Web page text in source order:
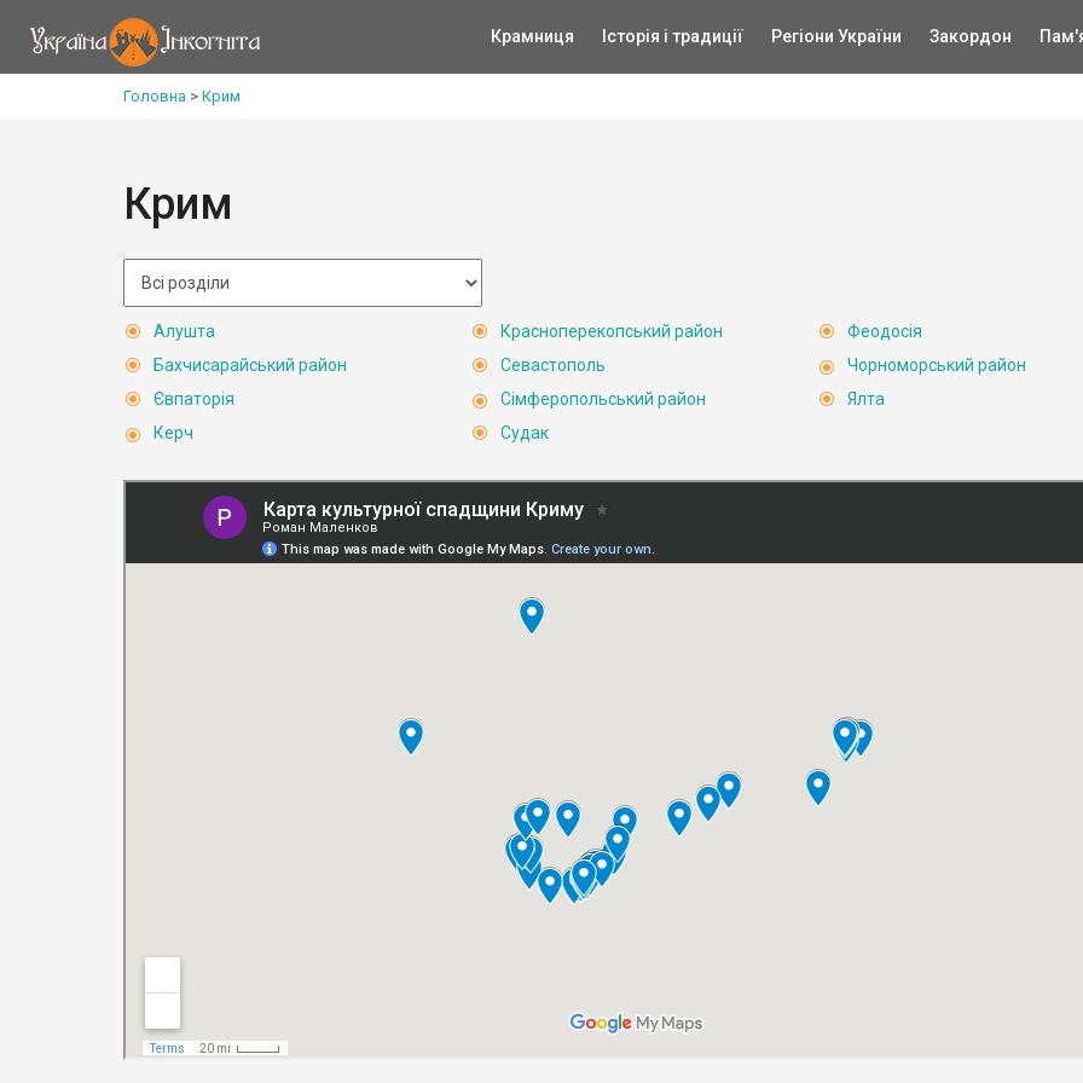
Крамниця Історія і традиції Регіони України Закордон
Головна > Крим
Крим
Алушта
Бахчисарайський район
Євпаторія
Керч
Красноперекопський район
Севастополь
Сімферопольський район
Судак
Феодосія
Чорноморський район
Ялта